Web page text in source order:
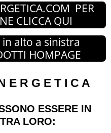
PER
CLICCA QUI
alto a sinistra
HOMPAGE
E R G E T I C A
ESSERE IN
LORO: